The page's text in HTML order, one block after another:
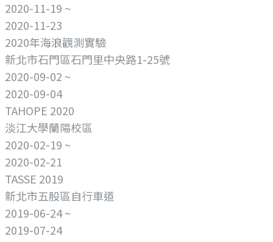
2020-11-19 ~
2020-11-23
2020年海浪觀測實驗
新北市石門區石門里中央路1-25號
2020-09-02 ~
2020-09-04
TAHOPE 2020
淡江大學蘭陽校區
2020-02-19 ~
2020-02-21
TASSE 2019
新北市五股區自行車道
2019-06-24 ~
2019-07-24